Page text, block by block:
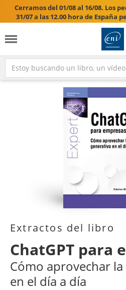
Cerramos del 01/08 al 16/08. Los
31/07 a las 12.00 hora de
17/08/
Extractos del libro
ChatGPT para
Cómo aprovechar
en el día a día